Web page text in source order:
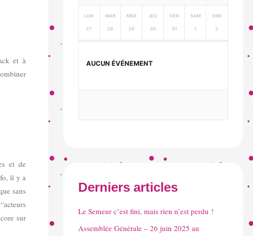
et à
et de
il y a
sans
sur
LUN
27
MAR
28
MER
29
JEU
30
VEN
31
SAM
1
DIM
2
AUCUN ÉVÉNEMENT
Derniers articles
Le Semeur c’est fini, mais rien n’est perdu !
Assemblée Générale – 26 juin 2025 au